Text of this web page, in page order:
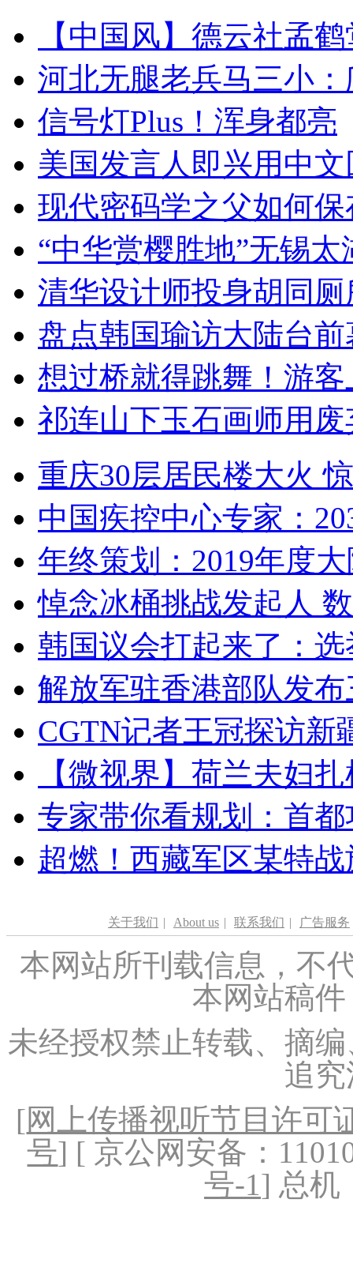
【中国风】德云社孟
河北无腿老兵马三小
信号灯Plus！浑身都亮
美国发言人即兴用中
现代密码学之父如何
“中华赏樱胜地”无锡
清华设计师投身胡同
盘点韩国瑜访大陆台
想过桥就得跳舞！游客
祁连山下玉石画师用
重庆30层居民楼大火
中国疾控中心专家：
年终策划：2019年度
悼念冰桶挑战发起人
韩国议会打起来了：
解放军驻香港部队发
CGTN记者王冠探访新
【微视界】荷兰夫妇
专家带你看规划：首
超燃！西藏军区某特
关于我们 | About us | 联系我们 | 广告服务
本网站所刊载信息，不
本网站稿
未经授权禁止转载、摘
追
[网上传播视听节目许可
号] [ 京公网安备：
号-1] 总机